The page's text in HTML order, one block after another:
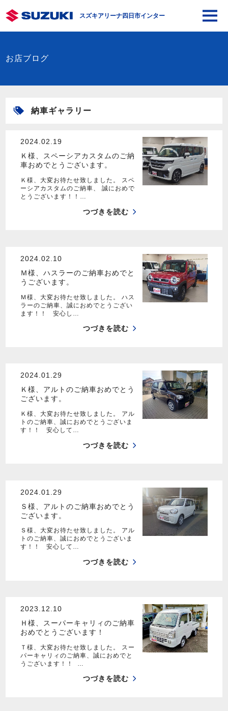
スズキアリーナ四日市インター
お店ブログ
納車ギャラリー
2024.02.19
Ｋ様、スペーシアカスタムのご納
車おめでとうございます。
Ｋ様、大変お待たせ致しました。 スペ
ーシアカスタムのご納車、 誠におめで
とうございます！！…
つづきを読む
2024.02.10
Ｍ様、ハスラーのご納車おめでと
うございます。
Ｍ様、大変お待たせ致しました。 ハス
ラーのご納車、誠におめでとうござい
ます！！ 安心し…
つづきを読む
2024.01.29
Ｋ様、アルトのご納車おめでとう
ございます。
Ｋ様、大変お待たせ致しました。 アル
トのご納車、誠におめでとうございま
す！！ 安心して…
つづきを読む
2024.01.29
Ｓ様、アルトのご納車おめでとう
ございます。
Ｓ様、大変お待たせ致しました。 アル
トのご納車、誠におめでとうございま
す！！ 安心して…
つづきを読む
2023.12.10
Ｈ様、スーパーキャリィのご納車
おめでとうございます！
Ｔ様、大変お待たせ致しました。 スー
パーキャリィのご納車、誠におめでと
うございます！！ …
つづきを読む